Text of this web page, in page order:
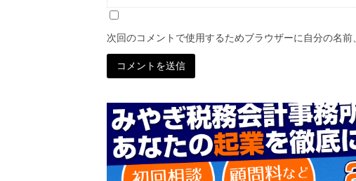
次回のコメントで使用するためブラウザーに自分の名前